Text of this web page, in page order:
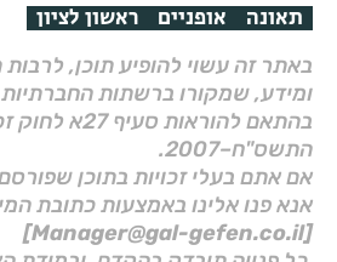
תאונה אופניים ראשון לציון
באתר זה עשוי להופיע תוכן,
ומידע, שמקורו ברשתות החברתיות
בהתאם להוראות
התשס"ח–2007.
אם אתם בעלי זכויות בתוכן
אנא פנו אלינו באמצעות כתובת
[Manager@gal-gefen.co.il]